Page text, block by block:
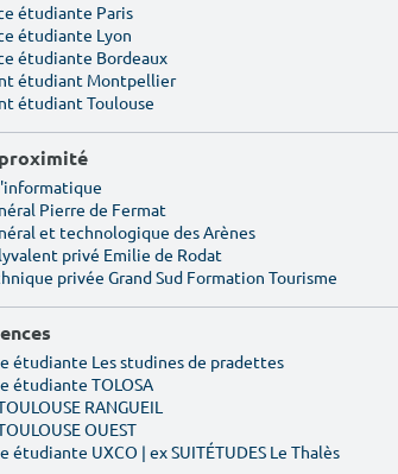
étudiante Paris
étudiante Lyon
étudiante Bordeaux
étudiant Montpellier
étudiant Toulouse
Pierre de Fermat
et technologique des Arènes
privé Emilie de Rodat
privée Grand Sud Formation Tourisme
étudiante Les studines de pradettes
étudiante TOLOSA
RANGUEIL
OUEST
étudiante UXCO | ex SUITÉTUDES Le Thalès